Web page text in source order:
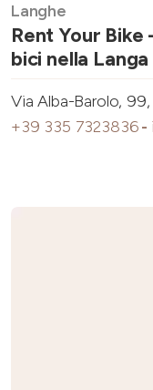
Langhe
Rent Your
bici nella
Via Alba-Barolo,
+39 335 7323836-